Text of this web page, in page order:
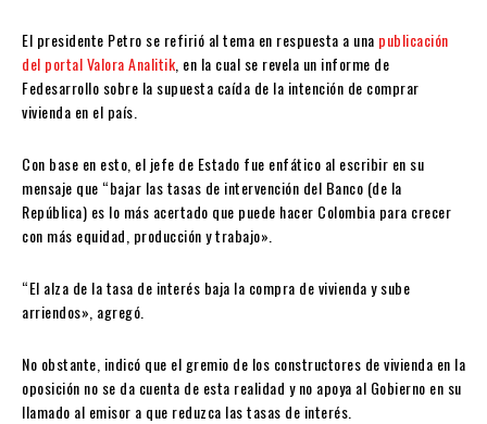
El presidente Petro se refirió al tema en respuesta a una publicación
del portal Valora Analitik , en la cual se revela un informe de
Fedesarrollo sobre la supuesta caída de la intención de comprar
vivienda en el país.
Con base en esto, el jefe de Estado fue enfático al escribir en su
mensaje que “bajar las tasas de intervención del Banco (de la
República) es lo más acertado que puede hacer Colombia para crecer
con más equidad, producción y trabajo».
“El alza de la tasa de interés baja la compra de vivienda y sube
arriendos», agregó.
No obstante, indicó que el gremio de los constructores de vivienda en la
oposición no se da cuenta de esta realidad y no apoya al Gobierno en su
llamado al emisor a que reduzca las tasas de interés.